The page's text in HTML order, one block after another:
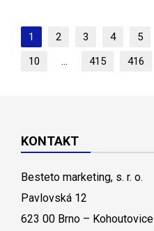
1 2 3 4 5
10
... 415 416
KONTAKT
Besteto marketing, s. r. o.
Pavlovská 12
623 00 Brno – Kohoutovice